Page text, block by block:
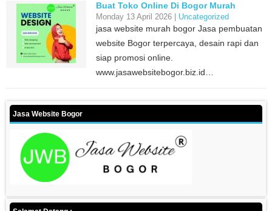
Buat Toko Online Di Bogor Murah
Monday 13 April 2026 | Uncategorized
jasa website murah bogor Jasa pembuatan
website Bogor terpercaya, desain rapi dan
siap promosi online.
www.jasawebsitebogor.biz.id…
Jasa Website Bogor